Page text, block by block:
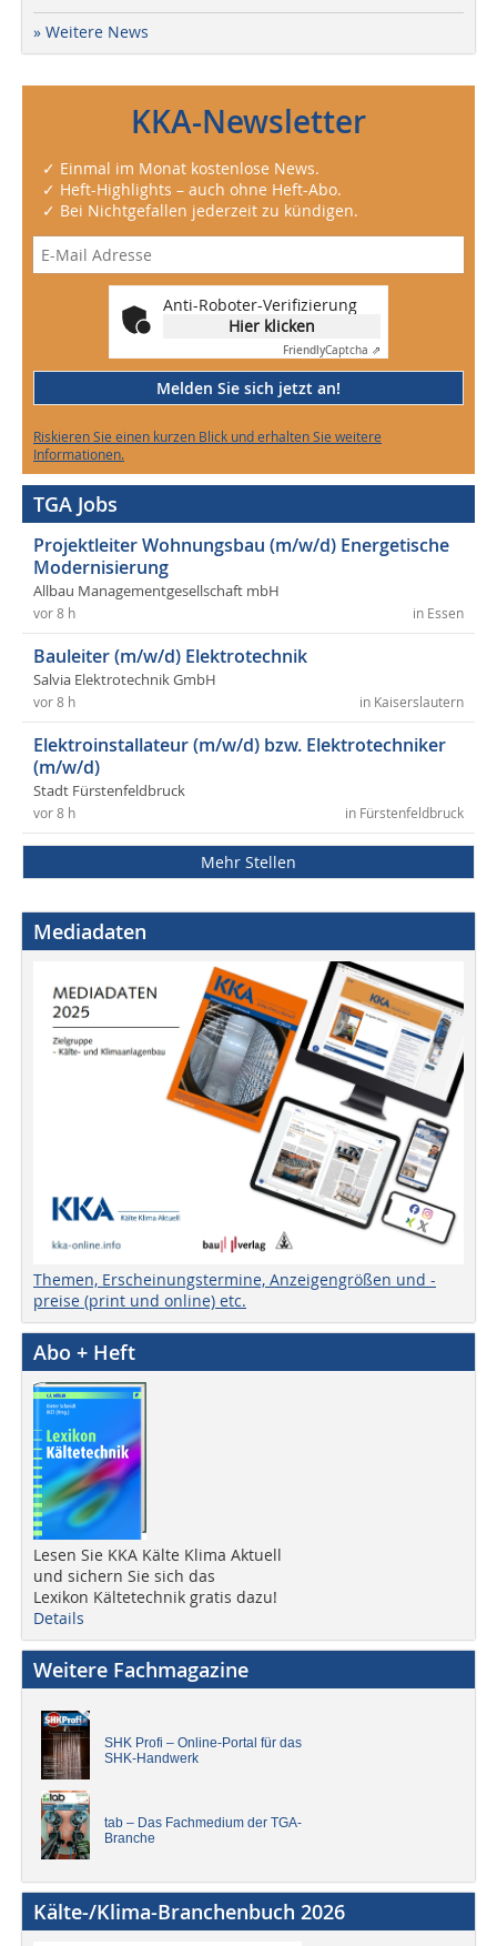
» Weitere News
KKA-Newsletter
✓ Einmal im Monat kostenlose News.
✓ Heft-Highlights – auch ohne Heft-Abo.
✓ Bei Nichtgefallen jederzeit zu kündigen.
Anti-Roboter-Verifizierung
Hier klicken
FriendlyCaptcha ⇗
Melden Sie sich jetzt an!
Riskieren Sie einen kurzen Blick und erhalten Sie weitere
Informationen.
TGA Jobs
Projektleiter Wohnungsbau (m/w/d) Energetische
Modernisierung
Allbau Managementgesellschaft mbH
in Essen
vor 8 h
Bauleiter (m/w/d) Elektrotechnik
Salvia Elektrotechnik GmbH
in Kaiserslautern
vor 8 h
Elektroinstallateur (m/w/d) bzw. Elektrotechniker
(m/w/d)
Stadt Fürstenfeldbruck
in Fürstenfeldbruck
vor 8 h
Mehr Stellen
Mediadaten
Themen, Erscheinungstermine, Anzeigengrößen und -
preise (print und online) etc.
Abo + Heft
Lesen Sie KKA Kälte Klima Aktuell
und sichern Sie sich das
Lexikon Kältetechnik gratis dazu!
Details
Weitere Fachmagazine
SHK Profi – Online-Portal für das
SHK-Handwerk
tab – Das Fachmedium der TGA-
Branche
Kälte-/Klima-Branchenbuch 2026